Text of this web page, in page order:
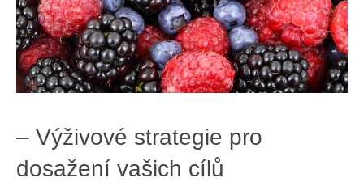
– ⁣Výživové strategie pro
dosažení vašich cílů